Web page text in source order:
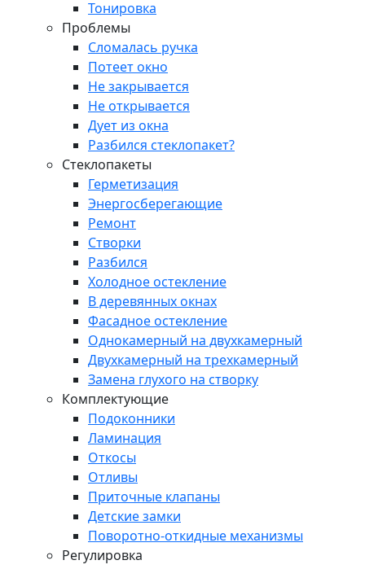
Тонировка
Проблемы
Сломалась ручка
Потеет окно
Не закрывается
Не открывается
Дует из окна
Разбился стеклопакет?
Стеклопакеты
Герметизация
Энергосберегающие
Ремонт
Створки
Разбился
Холодное остекление
В деревянных окнах
Фасадное остекление
Однокамерный на двухкамерный
Двухкамерный на трехкамерный
Замена глухого на створку
Комплектующие
Подоконники
Ламинация
Откосы
Отливы
Приточные клапаны
Детские замки
Поворотно-откидные механизмы
Регулировка